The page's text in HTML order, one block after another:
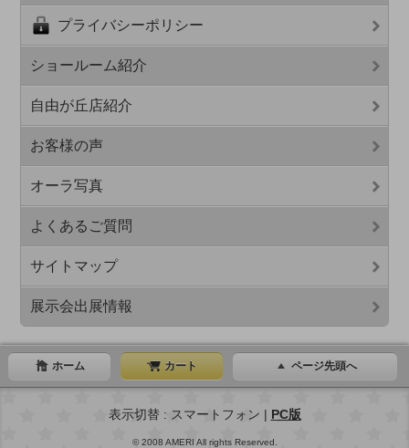
プライバシーポリシー
ショールーム紹介
自由が丘店紹介
お客様の声
オーラ写真
よくあるご質問
サイトマップ
展示会出展情報
ホーム カート ページ先頭へ
表示切替 : スマートフォン | PC版
© 2008 AMERI All rights Reserved.